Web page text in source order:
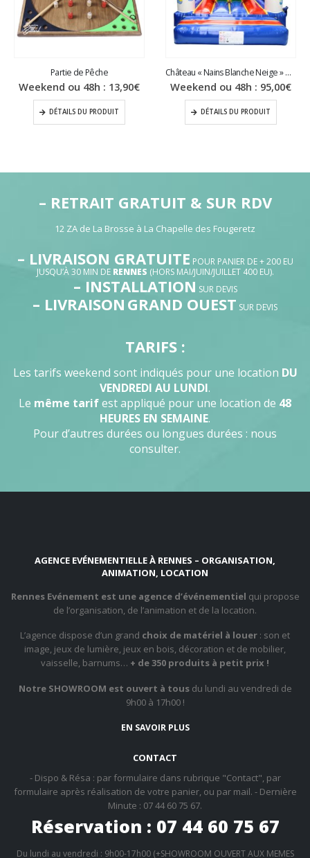
Partie de Pêche
Weekend ou 48h : 13,90€
DÉTAILS DU PRODUIT
Château « Nains Blanche Neige » ⛏️ (2,5×3,5m)
Weekend ou 48h : 95,00€
DÉTAILS DU PRODUIT
– RETRAIT GRATUIT & SUR RDV
12 ZA de La Brosse à La Chapelle des Fougeretz
– LIVRAISON GRATUITE POUR PANIER DE + 200 EU
JUSQU’À 30 MIN DE RENNES (HORS MAI/JUIN/JUILLET 400 EU).
– INSTALLATION SUR DEVIS
– LIVRAISON GRAND OUEST SUR DEVIS
TARIFS :
Les tarifs weekend sont indiqués pour une location DU
VENDREDI AU LUNDI.
Le même tarifest appliqué pour une location de 48
HEURES EN SEMAINE.
Pour d’autres durées ou longues durées : nous
consulter.
AGENCE EVÉNEMENTIELLE À RENNES – ORGANISATION,
ANIMATION, LOCATION
Rennes Evénement est une agence d’événementiel qui propose
de l’organisation, de l’animation et de la location.
L’agence dispose d’un grand choix de matériel à louer : son et
image, jeux de lumière, jeux en bois, décoration et de mobilier,
vaisselle, barnums… + de 350 produits à petit prix !
Notre SHOWROOM est ouvert à tousdu lundi au vendredi de
9h00 à 17h00 !
EN SAVOIR PLUS
CONTACT
- Dispo & Résa : par formulaire dans rubrique "Contact", par
formulaire après réalisation de votre panier, ou par mail. - Dernière
Minute : 07 44 60 75 67.
Réservation : 07 44 60 75 67
Du lundi au vendredi : 9h00-17h00 (+SHOWROOM OUVERT AUX MEMES